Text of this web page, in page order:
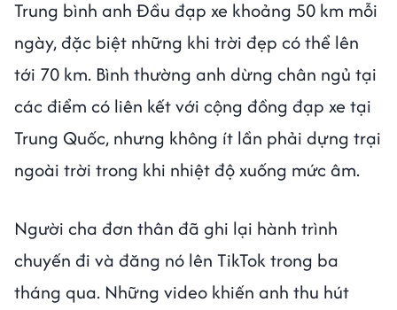
Trung bình anh Đầu đạp xe khoảng 50 km mỗi
ngày, đặc biệt những khi trời đẹp có thể lên
tới 70 km. Bình thường anh dừng chân ngủ tại
các điểm có liên kết với cộng đồng đạp xe tại
Trung Quốc, nhưng không ít lần phải dựng trại
ngoài trời trong khi nhiệt độ xuống mức âm.
Người cha đơn thân đã ghi lại hành trình
chuyến đi và đăng nó lên TikTok trong ba
tháng qua. Những video khiến anh thu hút